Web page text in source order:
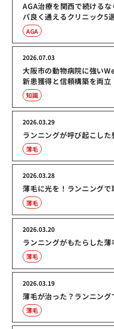
AGA治療を関西で続ける
パ良く通えるクリニック5
AGA
大阪市の動物病院に強い
新患獲得と信頼構築を両立
2026.07.03
知識
ランニングが呼び起こした
2026.03.29
薄毛
薄毛に光を！ランニング
2026.03.28
薄毛
ランニングがもたらした
2026.03.20
薄毛
薄毛が治った？ランニン
2026.03.19
薄毛